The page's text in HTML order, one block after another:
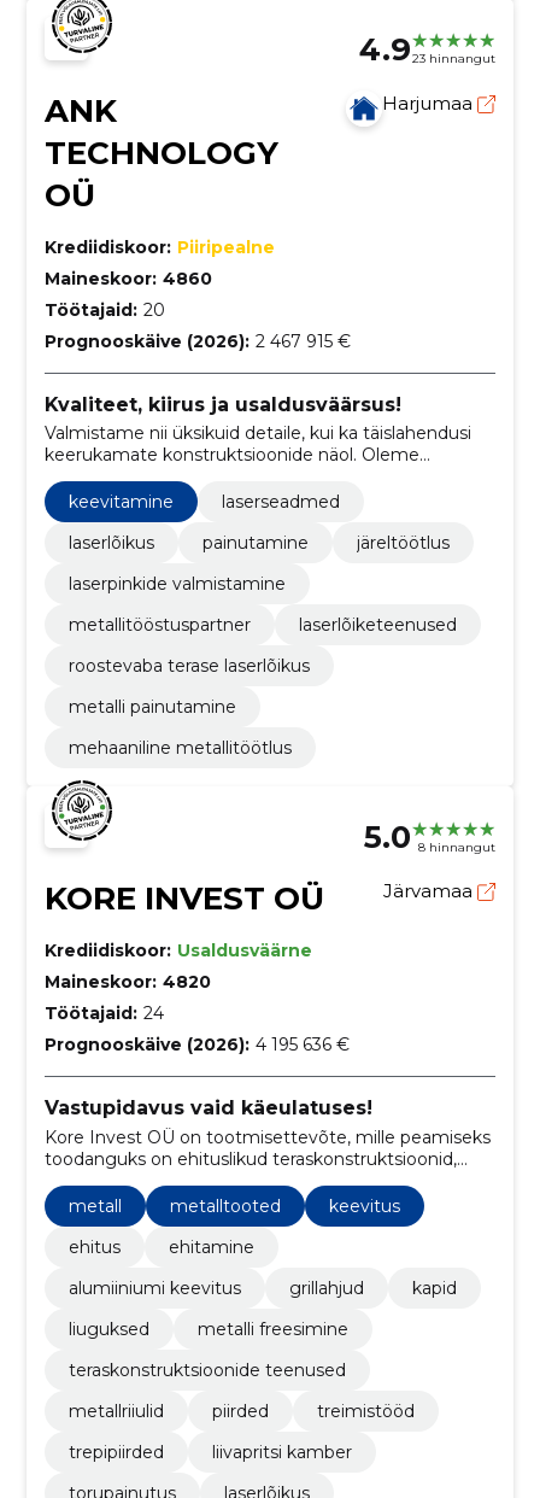
4.923 hinnangut
ANK
TECHNOLOGY
OÜ
Harjumaa
Krediidiskoor: Piiripealne
Maineskoor: 4860
Töötajaid: 20
Prognooskäive (2026): 2 467 915 €
Kvaliteet, kiirus ja usaldusväärsus!
Valmistame nii üksikuid detaile, kui ka täislahendusi
keerukamate konstruktsioonide näol. Oleme
paindlikud ja leiame parima lahenduse ka kõige
lennukamate ideede teostamiseks.
keevitamine
laserseadmed
laserlõikus
painutamine
järeltöötlus
laserpinkide valmistamine
metallitööstuspartner
laserlõiketeenused
roostevaba terase laserlõikus
metalli painutamine
mehaaniline metallitöötlus
5.0 8 hinnangut
KORE INVEST OÜ Järvamaa
Krediidiskoor: Usaldusväärne
Maineskoor: 4820
Töötajaid: 24
Prognooskäive (2026): 4 195 636 €
Vastupidavus vaid käeulatuses!
Kore Invest OÜ on tootmisettevõte, mille peamiseks
toodanguks on ehituslikud teraskonstruktsioonid,
trepid, piirded, platvormid ja roostevabast terasest
tooted.
metall metalltooted
keevitus
ehitus
ehitamine
alumiiniumi keevitus
grillahjud
kapid
liuguksed
metalli freesimine
teraskonstruktsioonide teenused
metallriiulid
piirded
treimistööd
trepipiirded
liivapritsi kamber
torupainutus
laserlõikus